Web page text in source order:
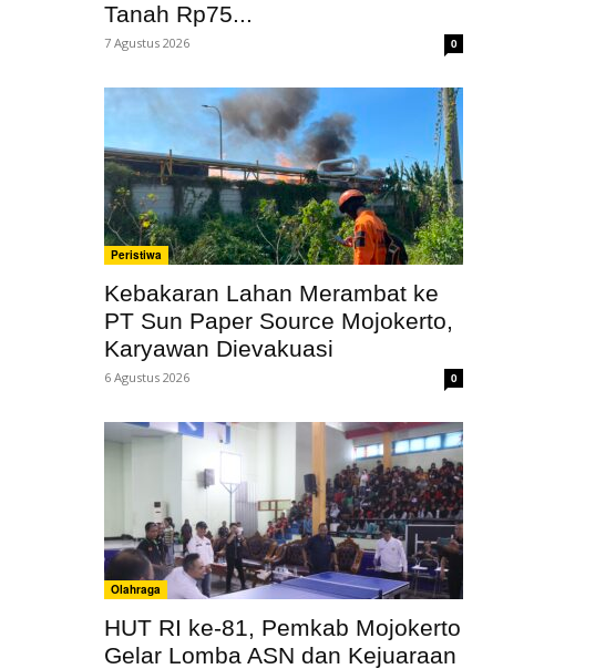
Tanah Rp75...
7 Agustus 2026 0
Peristiwa
Kebakaran Lahan Merambat ke
PT Sun Paper Source Mojokerto,
Karyawan Dievakuasi
6 Agustus 2026 0
Olahraga
HUT RI ke-81, Pemkab Mojokerto
Gelar Lomba ASN dan Kejuaraan